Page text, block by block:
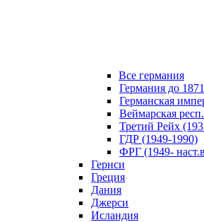
Все германия
Германия до
Германская
Веймарская
Третий Рейх
ГДР (1949-1990)
ФРГ (1949-
Гернси
Греция
Дания
Джерси
Исландия